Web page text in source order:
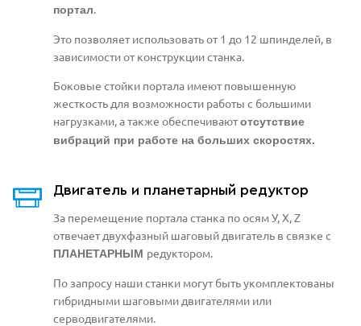
портал.
Это позволяет использовать от 1 до 12 шпинделей, в
зависимости от конструкции станка.
Боковые стойки портала имеют повышенную
жесткость для возможности работы с большими
нагрузками, а также обеспечиваютотсутствие
вибраций при работе на больших скоростях.
Двигатель и планетарный редуктор
За перемещение портала станка по осям У, Х, Z
отвечает двухфазный шаговый двигатель в связке с
ПЛАНЕТАРНЫМ редуктором.
По запросу наши станки могут быть укомплектованы
гибридными шаговыми двигателями или
серводвигателями.